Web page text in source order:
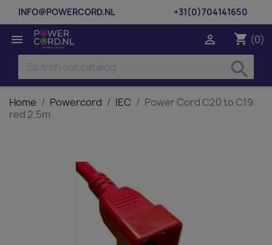
INFO@POWERCORD.NL +31(0)704141650
 shopping_cart (0)

search
Home Powercord IEC
Power Cord C20 to C19
red 2.5m